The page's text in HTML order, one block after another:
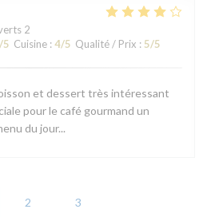
2
/5 Cuisine : 4/5 Qualité / Prix : 5/5
et dessert très intéressant
pour le café gourmand un
du jour...
2 3